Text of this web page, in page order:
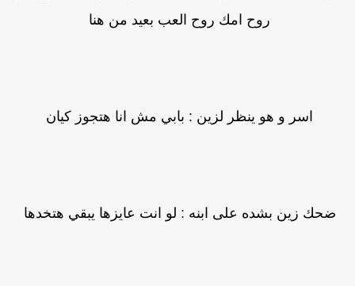
روح امك روح العب بعيد من هنا
اسر و هو ينظر لزين : بابي مش انا هتجوز كيان
ضحك زين بشده على ابنه : لو انت عايزها يبقي هتخدها